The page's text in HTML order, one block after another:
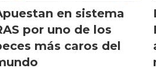
en sistema
por uno de los
más caros del